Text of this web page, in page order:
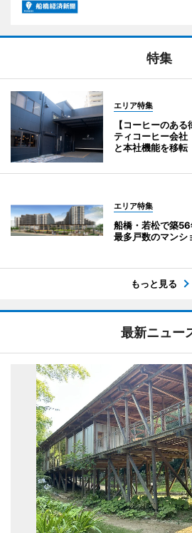
特集
エリア特集
【コーヒーのあ
ティコーヒー会社
と本社機能を移
エリア特集
船橋・若松で築
最多戸数のマンシ
もっと見る
最新ニュー